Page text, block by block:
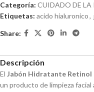
Categoría: CUIDADO DE LA
Etiquetas: acido hialuronico,
Share:
Descripción
El Jabón Hidratante Retinol
un producto de limpieza